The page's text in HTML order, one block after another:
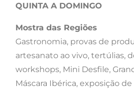
QUINTA A DOMINGO
Mostra das Regiões
Gastronomia, provas de
artesanato ao vivo, tertúlias,
workshops, Mini Desfile,
Máscara Ibérica, exposição